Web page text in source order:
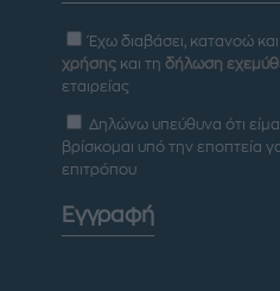
Έχω διαβάσει, κατανοώ
χρήσης και τη δήλωση
εταιρείας
Δηλώνω υπεύθυνα ότι
βρίσκομαι υπό την εποπτεία
επιτρόπου
Εγγραφή